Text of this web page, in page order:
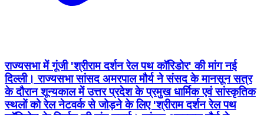
राज्यसभा में गूंजी 'श्रीराम दर्शन रेल पथ कॉरिडोर' की मांग नई
दिल्ली। राज्यसभा सांसद अमरपाल मौर्य ने संसद के मानसून सत्र
के दौरान शून्यकाल में उत्तर प्रदेश के प्रमुख धार्मिक एवं सांस्कृतिक
स्थलों को रेल नेटवर्क से जोड़ने के लिए 'श्रीराम दर्शन रेल पथ